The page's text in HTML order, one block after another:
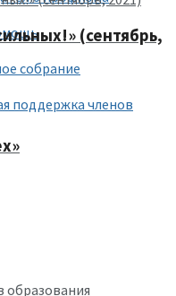
собрание
поддержка членов
(сентябрь,